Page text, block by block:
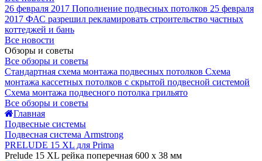
26 февраля 2017 Пополнение подвесных потолков 25 февраля
2017 ФАС разрешил рекламировать строительство частных
коттеджей и бань
Все новости
Обзоры и советы
Все обзоры и советы
Стандартная схема монтажа подвесных потолков Схема
монтажа кассетных потолков с скрытой подвесной системой
Схема монтажа подвесного потолка грильято
Все обзоры и советы
Главная
Подвесные системы
Подвесная система Armstrong
PRELUDE 15 XL для Prima
Prelude 15 XL рейка поперечная 600 x 38 мм